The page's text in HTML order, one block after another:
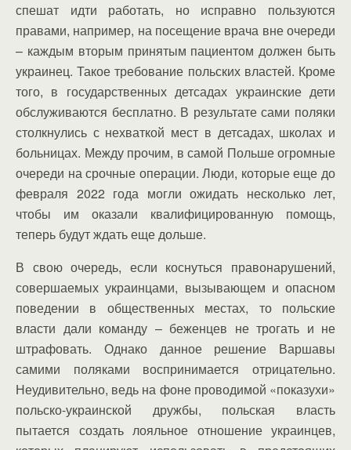
спешат идти работать, но исправно пользуются
правами, например, на посещение врача вне очереди
– каждым вторым принятым пациентом должен быть
украинец. Такое требование польских властей. Кроме
того, в государственных детсадах украинские дети
обслуживаются бесплатно. В результате сами поляки
столкнулись с нехваткой мест в детсадах, школах и
больницах. Между прочим, в самой Польше огромные
очереди на срочные операции. Люди, которые еще до
февраля 2022 года могли ожидать несколько лет,
чтобы им оказали квалифицированную помощь,
теперь будут ждать еще дольше.
В свою очередь, если коснуться правонарушений,
совершаемых украинцами, вызывающем и опасном
поведении в общественных местах, то польские
власти дали команду – беженцев не трогать и не
штрафовать. Однако данное решение Варшавы
самими поляками воспринимается отрицательно.
Неудивительно, ведь на фоне проводимой «показухи»
польско-украинской дружбы, польская власть
пытается создать лояльное отношение украинцев,